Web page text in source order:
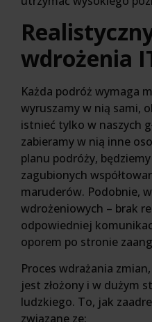
wdrożenia
Każda podróż wymaga
wyruszamy w nią sami,
istnieć tylko w naszych
zabieramy w nią inne
planu podróży,
zagubionych
maruderów. Podobnie,
wdrożeniowych – brak
odpowiedniej
oporem po stronie
Proces wdrażania
jest złożony i w dużym
ludzkiego. To, jak
związane ze: